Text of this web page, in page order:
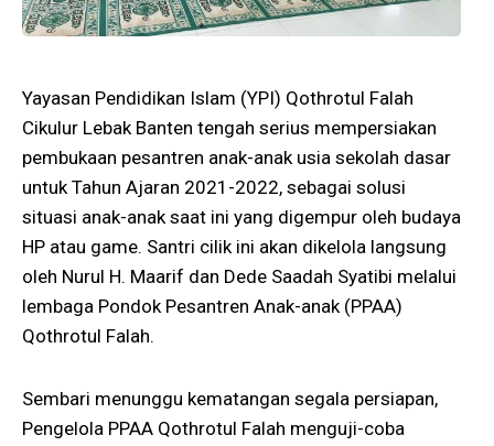
Yayasan Pendidikan Islam (YPI) Qothrotul Falah
Cikulur Lebak Banten tengah serius mempersiakan
pembukaan pesantren anak-anak usia sekolah dasar
untuk Tahun Ajaran 2021-2022, sebagai solusi
situasi anak-anak saat ini yang digempur oleh budaya
HP atau game. Santri cilik ini akan dikelola langsung
oleh Nurul H. Maarif dan Dede Saadah Syatibi melalui
lembaga Pondok Pesantren Anak-anak (PPAA)
Qothrotul Falah.
Sembari menunggu kematangan segala persiapan,
Pengelola PPAA Qothrotul Falah menguji-coba